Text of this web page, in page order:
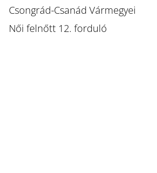
Csongrád-Csanád Vármegyei
Női felnőtt 12. forduló